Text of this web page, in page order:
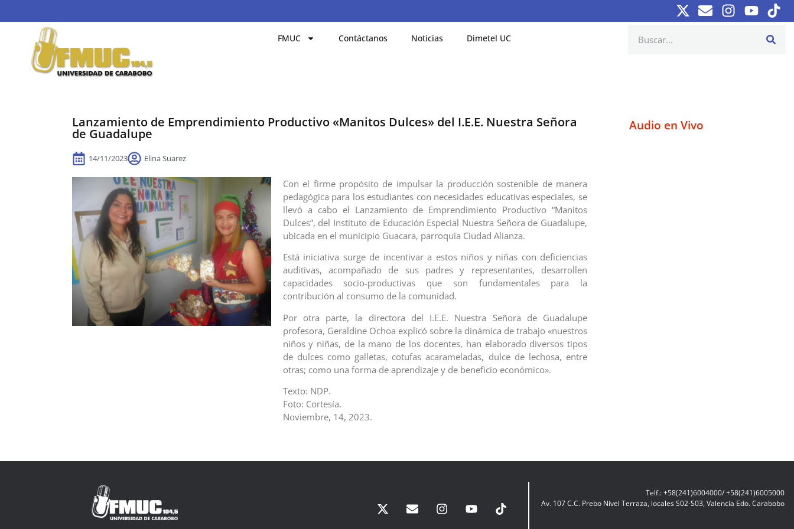
FMUC Contáctanos Noticias Dimetel UC
Lanzamiento de Emprendimiento Productivo «Manitos Dulces» del I.E.E. Nuestra Señora
de Guadalupe
14/11/2023 Elina Suarez
Con el firme propósito de impulsar la producción sostenible de manera
pedagógica para los estudiantes con necesidades educativas especiales, se
llevó a cabo el Lanzamiento de Emprendimiento Productivo “Manitos
Dulces”, del Instituto de Educación Especial Nuestra Señora de Guadalupe,
ubicada en el municipio Guacara, parroquia Ciudad Alianza.
Está iniciativa surge de incentivar a estos niños y niñas con deficiencias
auditivas, acompañado de sus padres y representantes, desarrollen
capacidades socio-productivas que son fundamentales para la
contribución al consumo de la comunidad.
Por otra parte, la directora del I.E.E. Nuestra Señora de Guadalupe
profesora, Geraldine Ochoa explicó sobre la dinámica de trabajo «nuestros
niños y niñas, de la mano de los docentes, han elaborado diversos tipos
de dulces como galletas, cotufas acarameladas, dulce de lechosa, entre
otras; como una forma de aprendizaje y de beneficio económico».
Texto: NDP.
Foto: Cortesía.
Noviembre, 14, 2023.
Audio en Vivo
Telf.: +58(241)6004000/ +58(241)6005000
Av. 107 C.C. Prebo Nivel Terraza, locales S02-S03, Valencia Edo. Carabobo